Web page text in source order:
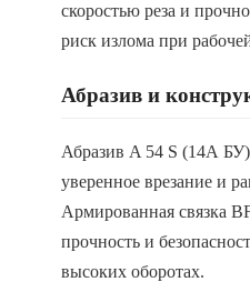
скоростью реза и
риск излома при
Абразив и
Абразив A 54 S (14А БУ)
уверенное врезание и
Армированная связка
прочность и
высоких оборотах.